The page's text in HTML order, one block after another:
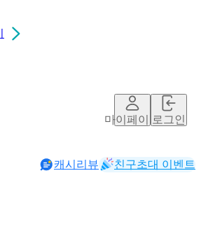
마이페이지로그인
캐시리뷰 친구초대 이벤트